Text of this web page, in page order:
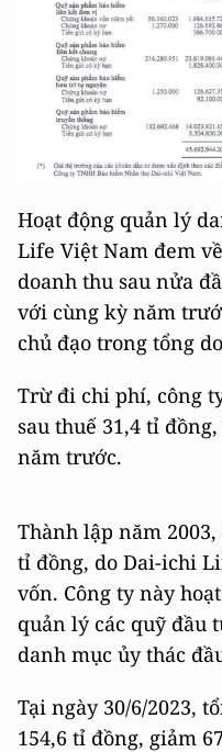
Hoạt động quản lý
Life Việt Nam đem
doanh thu sau nửa
với cùng kỳ năm
chủ đạo trong tổng
Trừ đi chi phí, công
sau thuế 31,4 tỉ
năm trước.
Thành lập năm
tỉ đồng, do Dai-ichi
vốn. Công ty này
quản lý các quỹ đầu
danh mục ủy thác
Tại ngày 30/6/2023,
154,6 tỉ đồng, giảm